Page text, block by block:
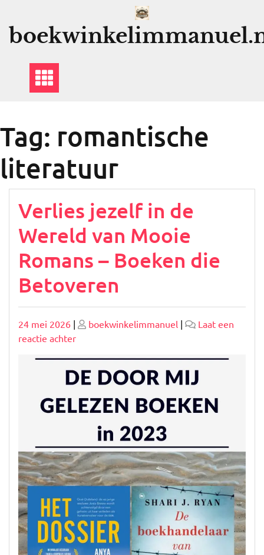
Tag: romantische
literatuur
Verlies jezelf in de
Wereld van Mooie
Romans – Boeken die
Betoveren
Geplaatst
op
24 mei 2026 | Geplaatst
boekwinkelimmanuel |
Laat een
reactie achterop
in
Wereld
Romans
–
Boeken
Betoveren